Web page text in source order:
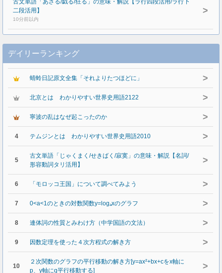
古文単語「あざる/戯る/狂る」の意味・解説【ラ行四段活用/ラ行下
二段活用】
10分前以内
>
デイリーランキング
蜻蛉日記原文全集「それよりたつほどに」 >
北京とは わかりやすい世界史用語2122 >
寧波の乱はなぜ起こったのか >
4 テムジンとは わかりやすい世界史用語2010 >
5
古文単語「じゃくまく/せきばく/寂寞」の意味・解説【名詞/
形容動詞タリ活用】
>
6 「モロッコ王国」について調べてみよう >
7 0<a<1のときの対数関数y=logₐxのグラフ >
8 連体詞の性質とみわけ方（中学国語の文法） >
9 因数定理を使った４次方程式の解き方 >
10
２次関数のグラフの平行移動の解き方[y=ax²+bx+cをx軸に
p、y軸にq平行移動する]
>